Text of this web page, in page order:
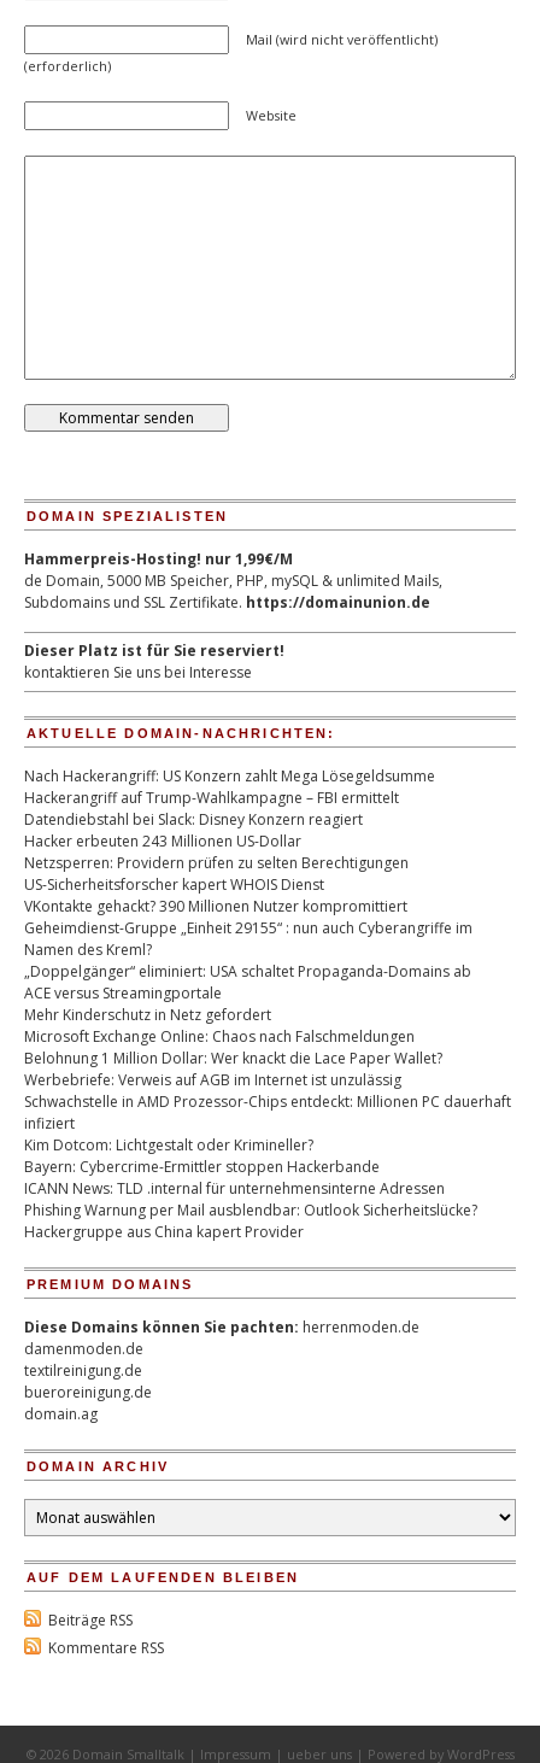
Mail (wird nicht veröffentlicht)
(erforderlich)
Website
DOMAIN SPEZIALISTEN
Hammerpreis-Hosting! nur 1,99€/M
de Domain, 5000 MB Speicher, PHP, mySQL & unlimited Mails,
Subdomains und SSL Zertifikate. https://domainunion.de
Dieser Platz ist für Sie reserviert!
kontaktieren Sie uns bei Interesse
AKTUELLE DOMAIN-NACHRICHTEN:
Nach Hackerangriff: US Konzern zahlt Mega Lösegeldsumme
Hackerangriff auf Trump-Wahlkampagne – FBI ermittelt
Datendiebstahl bei Slack: Disney Konzern reagiert
Hacker erbeuten 243 Millionen US-Dollar
Netzsperren: Providern prüfen zu selten Berechtigungen
US-Sicherheitsforscher kapert WHOIS Dienst
VKontakte gehackt? 390 Millionen Nutzer kompromittiert
Geheimdienst-Gruppe „Einheit 29155“ : nun auch Cyberangriffe im
Namen des Kreml?
„Doppelgänger“ eliminiert: USA schaltet Propaganda-Domains ab
ACE versus Streamingportale
Mehr Kinderschutz in Netz gefordert
Microsoft Exchange Online: Chaos nach Falschmeldungen
Belohnung 1 Million Dollar: Wer knackt die Lace Paper Wallet?
Werbebriefe: Verweis auf AGB im Internet ist unzulässig
Schwachstelle in AMD Prozessor-Chips entdeckt: Millionen PC dauerhaft
infiziert
Kim Dotcom: Lichtgestalt oder Krimineller?
Bayern: Cybercrime-Ermittler stoppen Hackerbande
ICANN News: TLD .internal für unternehmensinterne Adressen
Phishing Warnung per Mail ausblendbar: Outlook Sicherheitslücke?
Hackergruppe aus China kapert Provider
PREMIUM DOMAINS
Diese Domains können Sie pachten: herrenmoden.de
damenmoden.de
textilreinigung.de
bueroreinigung.de
domain.ag
DOMAIN ARCHIV
Domain
Archiv
AUF DEM LAUFENDEN BLEIBEN
Beiträge RSS
Kommentare RSS
© 2026 Domain Smalltalk | Impressum | ueber uns| Powered by WordPress